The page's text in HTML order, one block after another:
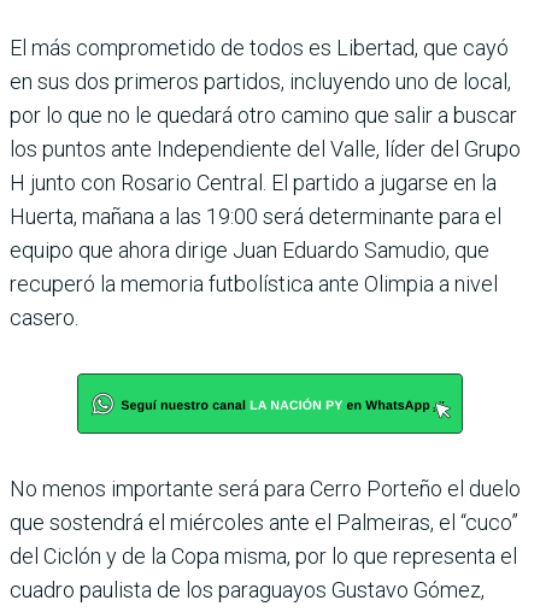
El más comprometido de todos es Libertad, que cayó
en sus dos primeros partidos, incluyendo uno de local,
por lo que no le quedará otro camino que salir a buscar
los puntos ante Independiente del Valle, líder del Grupo
H junto con Rosario Central. El partido a jugarse en la
Huerta, mañana a las 19:00 será determinante para el
equipo que ahora dirige Juan Eduardo Samudio, que
recuperó la memoria futbolística ante Olimpia a nivel
casero.
No menos importante será para Cerro Porteño el duelo
que sostendrá el miércoles ante el Palmei­ras, el “cuco”
del Ciclón y de la Copa misma, por lo que representa el
cuadro paulista de los paraguayos Gustavo Gómez,